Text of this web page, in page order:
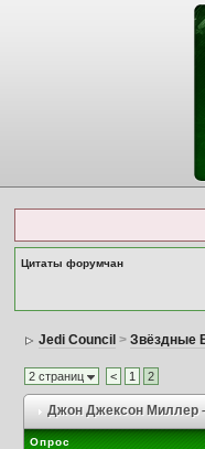
Цитаты форумчан
Jedi Council > Звёздные
2 страниц < 1 2
Джон Джексон Миллер
Опрос